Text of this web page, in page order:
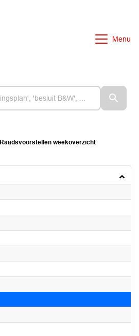
Menu
Raadsvoorstellen weekoverzicht